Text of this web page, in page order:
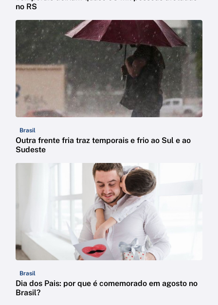
no RS
Brasil
Outra frente fria traz temporais e frio ao Sul e ao
Sudeste
Brasil
Dia dos Pais: por que é comemorado em agosto no
Brasil?